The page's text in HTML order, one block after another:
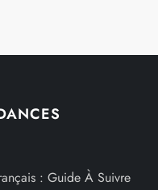
: Guide À Suivre